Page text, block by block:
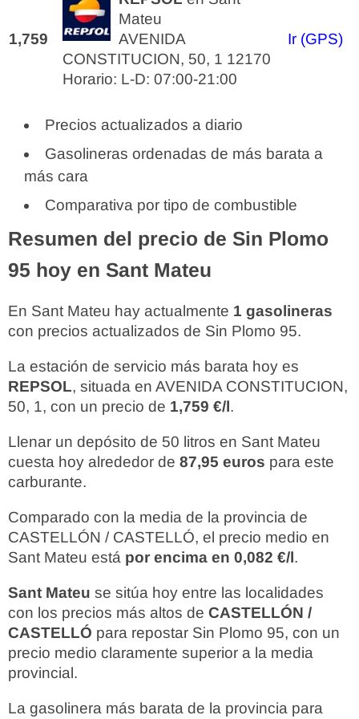
1,759
Mateu
AVENIDA
CONSTITUCION, 50, 1 12170
Horario: L-D: 07:00-21:00
Ir (GPS)
Precios actualizados a diario
Gasolineras ordenadas de más barata a
más cara
Comparativa por tipo de combustible
Resumen del precio de Sin Plomo
95 hoy en Sant Mateu
En Sant Mateu hay actualmente 1 gasolineras
con precios actualizados de Sin Plomo 95.
La estación de servicio más barata hoy es
REPSOL, situada en AVENIDA CONSTITUCION,
50, 1, con un precio de 1,759 €/l.
Llenar un depósito de 50 litros en Sant Mateu
cuesta hoy alrededor de 87,95 euros para este
carburante.
Comparado con la media de la provincia de
CASTELLÓN / CASTELLÓ, el precio medio en
Sant Mateu está por encima en 0,082 €/l.
Sant Mateu se sitúa hoy entre las localidades
con los precios más altos de CASTELLÓN /
CASTELLÓ para repostar Sin Plomo 95, con un
precio medio claramente superior a la media
provincial.
La gasolinera más barata de la provincia para